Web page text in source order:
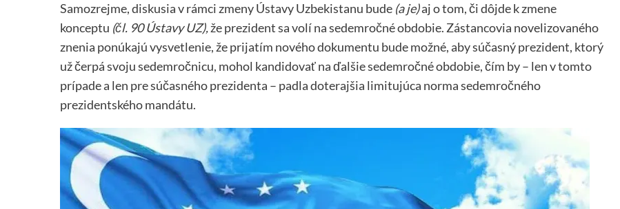
Samozrejme, diskusia v rámci zmeny Ústavy Uzbekistanu bude (a je)aj o tom, či dôjde k zmene
konceptu (čl. 90 Ústavy UZ),že prezident sa volí na sedemročné obdobie. Zástancovia novelizovaného
znenia ponúkajú vysvetlenie, že prijatím nového dokumentu bude možné, aby súčasný prezident, ktorý
už čerpá svoju sedemročnicu, mohol kandidovať na ďalšie sedemročné obdobie, čím by – len v tomto
prípade a len pre súčasného prezidenta – padla doterajšia limitujúca norma sedemročného
prezidentského mandátu.